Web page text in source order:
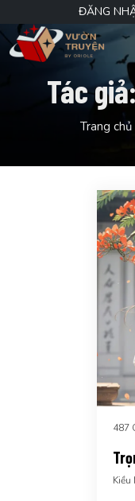
ĐĂNG
Tác giả:
Trang chủ
487
Kiều